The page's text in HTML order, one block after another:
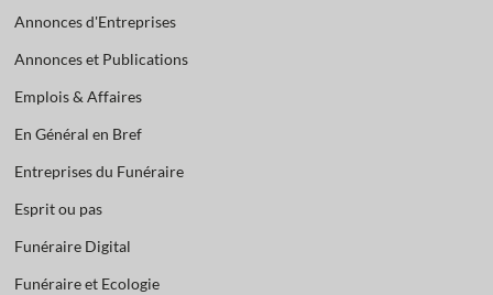
Annonces d'Entreprises
Annonces et Publications
Emplois & Affaires
En Général en Bref
Entreprises du Funéraire
Esprit ou pas
Funéraire Digital
Funéraire et Ecologie